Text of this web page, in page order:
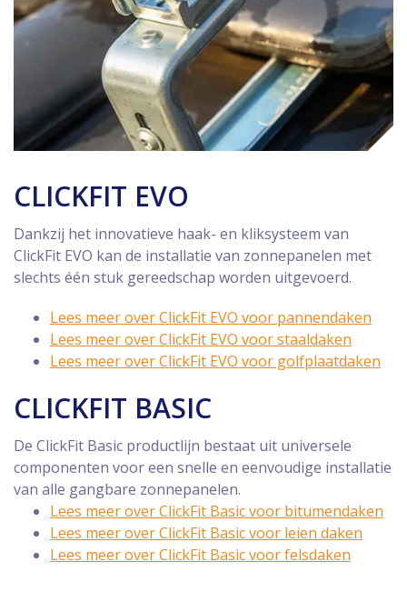
CLICKFIT EVO
Dankzij het innovatieve haak- en kliksysteem van
ClickFit EVO kan de installatie van zonnepanelen met
slechts één stuk gereedschap worden uitgevoerd.
Lees meer over ClickFit EVO voor pannendaken
Lees meer over ClickFit EVO voor staaldaken
Lees meer over ClickFit EVO voor golfplaatdaken
CLICKFIT BASIC
De ClickFit Basic productlijn bestaat uit universele
componenten voor een snelle en eenvoudige installatie
van alle gangbare zonnepanelen.
Lees meer over ClickFit Basic voor bitumendaken
Lees meer over ClickFit Basic voor leien daken
Lees meer over ClickFit Basic voor felsdaken